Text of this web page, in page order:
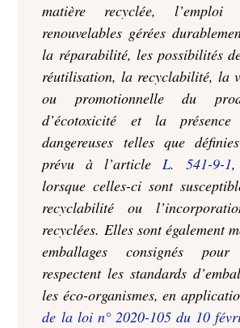
matière recyclée, l’emploi
renouvelables gérées
la réparabilité, les possibilités
réutilisation, la recyclabilité, la
ou promotionnelle du
d’écotoxicité et la présence
dangereuses telles que
prévu à l’articleL. 541-9-1
lorsque celles-ci sont
recyclabilité ou
recyclées. Elles sont également
emballages consignés
respectent les standards
les éco-organismes, en
de la loi n° 2020-105 du 10